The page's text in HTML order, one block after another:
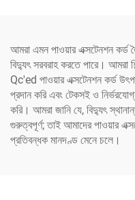
আমরা এমন পাওয়ার এক্সটেনশন কর্ড
বিদ্যুৎ সরবরাহ করতে পারে। আমরা
Qc'ed পাওয়ার এক্সটেনশন কর্ড
প্রদান করি এবং টেকসই ও
করি। আমরা জানি যে, বিদ্যুৎ
গুরুত্বপূর্ণ; তাই আমাদের পাওয়ার
প্রতিবন্ধক মানদণ্ড মেনে চলে।